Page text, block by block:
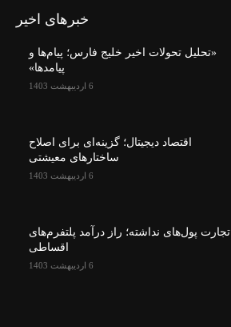
خبرهای اخیر
«تحلیل تحولات اخیر خلیج فارس؛ پیام‌ها و
پیامدها»
6 اردیبهشت 1403
اقتصاد دیجیتال؛ گزینه‌ای برای اصلاح
ساختارهای معیشتی
6 اردیبهشت 1403
تجارت پول‌های نداشته؛ راز درآمد پلتفرم‌های
اقساطی
6 اردیبهشت 1403